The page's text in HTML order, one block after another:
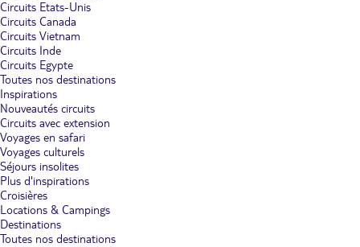
Circuits Etats-Unis
Circuits Canada
Circuits Vietnam
Circuits Inde
Circuits Egypte
Toutes nos destinations
Inspirations
Nouveautés circuits
Circuits avec extension
Voyages en safari
Voyages culturels
Séjours insolites
Plus d'inspirations
Croisières
Locations & Campings
Destinations
Toutes nos destinations